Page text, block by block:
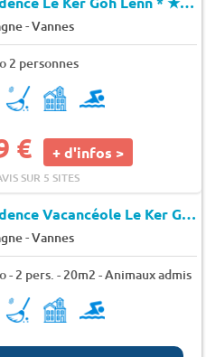
-Vannes
2 personnes
€ + d'infos >
SUR 5 SITES
Résidence Vacancéole Le Ker Goh Lenn
-Vannes
- 2 pers. - 20m2 - Animaux admis